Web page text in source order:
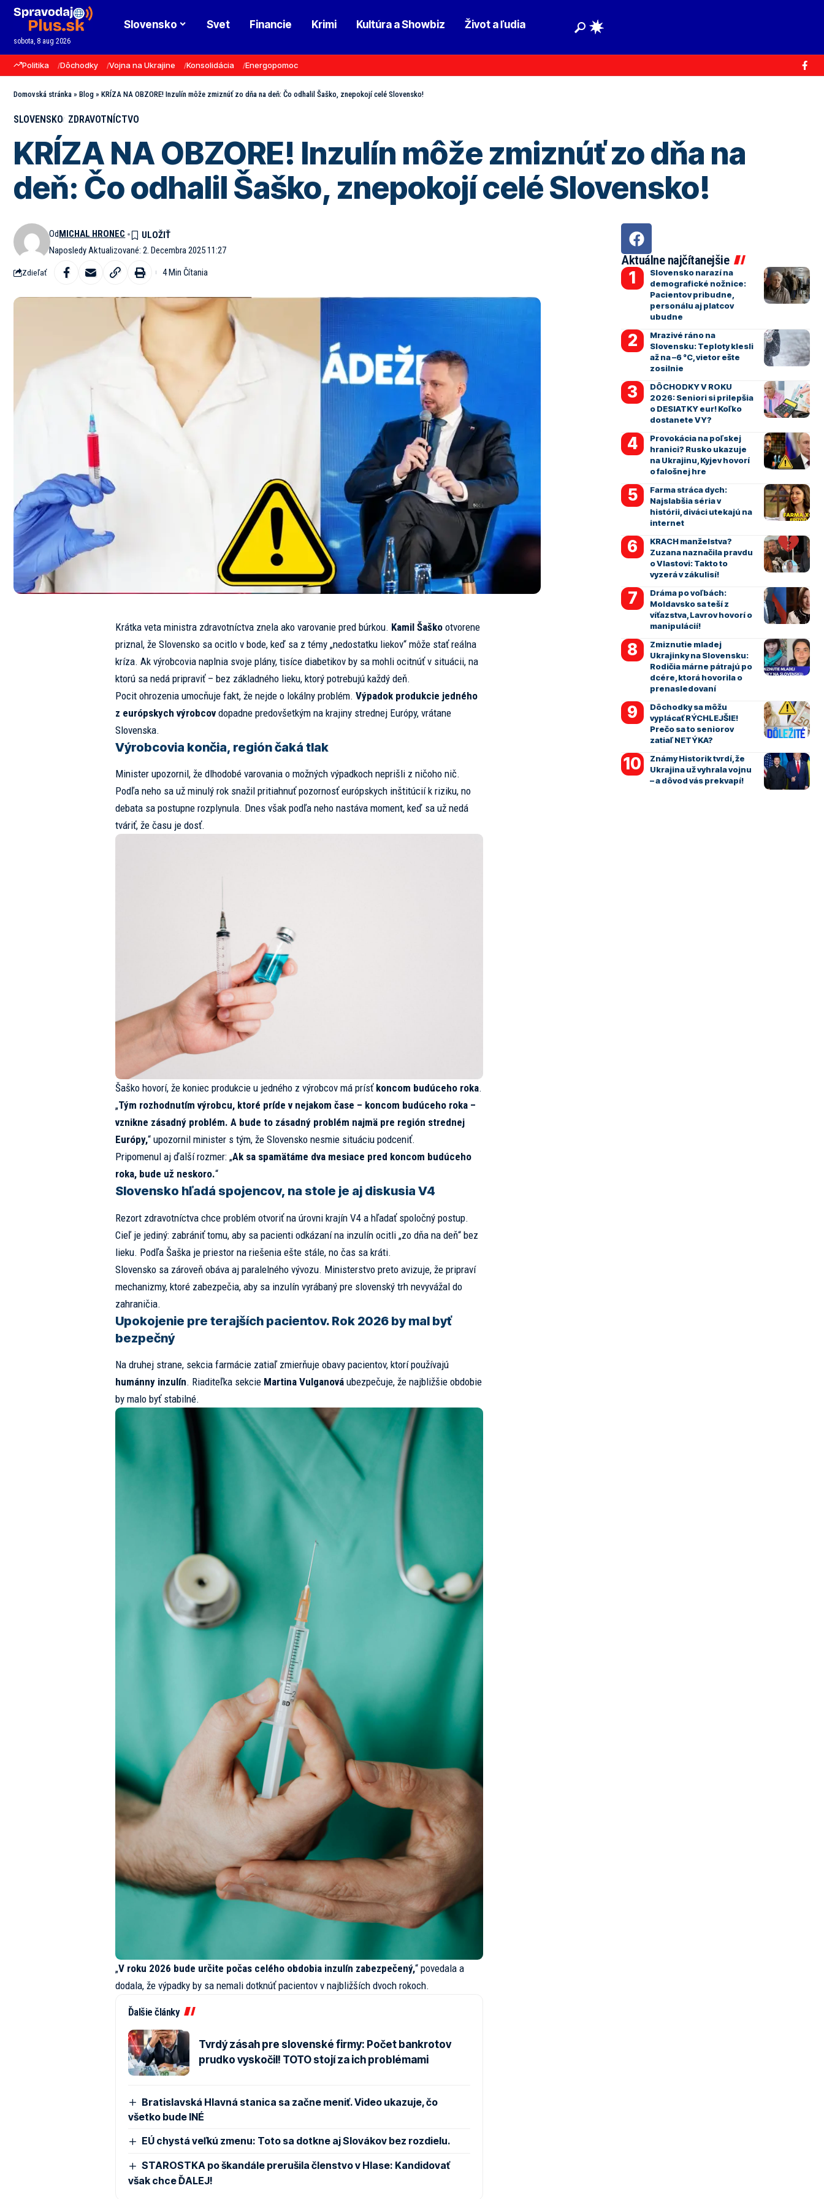
sobota, 8 aug 2026
Slovensko Svet Financie Krimi Kultúra a Showbiz Život a ľudia
Politika Dôchodky Vojna na Ukrajine Konsolidácia Energopomoc
Domovská stránka » Blog » KRÍZA NA OBZORE! Inzulín môže zmiznúť zo dňa na deň: Čo odhalil Šaško, znepokojí celé Slovensko!
SLOVENSKO ZDRAVOTNÍCTVO
KRÍZA NA OBZORE! Inzulín môže zmiznúť zo dňa na
deň: Čo odhalil Šaško, znepokojí celé Slovensko!
Naposledy Aktualizované: 2. Decembra 2025 11:27
OdMICHAL HRONEC
Zdieľať 4 Min Čítania
Krátka veta ministra zdravotníctva znela ako varovanie pred búrkou. Kamil Šaškootvorene
priznal, že Slovensko sa ocitlo v bode, keď sa z témy „nedostatku liekov“ môže stať reálna
kríza. Ak výrobcovia naplnia svoje plány, tisíce diabetikov by sa mohli ocitnúť v situácii, na
ktorú sa nedá pripraviť – bez základného lieku, ktorý potrebujú každý deň.
Pocit ohrozenia umocňuje fakt, že nejde o lokálny problém. Výpadok produkcie jedného
z európskych výrobcovdopadne predovšetkým na krajiny strednej Európy, vrátane
Slovenska.
Výrobcovia končia, región čaká tlak
Minister upozornil, že dlhodobé varovania o možných výpadkoch neprišli z ničoho nič.
Podľa neho sa už minulý rok snažil pritiahnuť pozornosť európskych inštitúcií k riziku, no
debata sa postupne rozplynula. Dnes však podľa neho nastáva moment, keď sa už nedá
tváriť, že času je dosť.
Šaško hovorí, že koniec produkcie u jedného z výrobcov má prísť koncom budúceho roka.
„Tým rozhodnutím výrobcu, ktoré príde v nejakom čase – koncom budúceho roka –
vznikne zásadný problém. A bude to zásadný problém najmä pre región strednej
Európy,“ upozornil minister s tým, že Slovensko nesmie situáciu podceniť.
Pripomenul aj ďalší rozmer: „Ak sa spamätáme dva mesiace pred koncom budúceho
roka, bude už neskoro.“
Slovensko hľadá spojencov, na stole je aj diskusia V4
Rezort zdravotníctva chce problém otvoriť na úrovni krajín V4 a hľadať spoločný postup.
Cieľ je jediný: zabrániť tomu, aby sa pacienti odkázaní na inzulín ocitli „zo dňa na deň“ bez
lieku. Podľa Šaška je priestor na riešenia ešte stále, no čas sa kráti.
Slovensko sa zároveň obáva aj paralelného vývozu. Ministerstvo preto avizuje, že pripraví
mechanizmy, ktoré zabezpečia, aby sa inzulín vyrábaný pre slovenský trh nevyvážal do
zahraničia.
Upokojenie pre terajších pacientov. Rok 2026 by mal byť
bezpečný
Na druhej strane, sekcia farmácie zatiaľ zmierňuje obavy pacientov, ktorí používajú
humánny inzulín. Riaditeľka sekcie Martina Vulganováubezpečuje, že najbližšie obdobie
by malo byť stabilné.
„V roku 2026 bude určite počas celého obdobia inzulín zabezpečený,“ povedala a
dodala, že výpadky by sa nemali dotknúť pacientov v najbližších dvoch rokoch.
Ďalšie články
Tvrdý zásah pre slovenské firmy: Počet bankrotov
prudko vyskočil! TOTO stojí za ich problémami
Bratislavská Hlavná stanica sa začne meniť. Video ukazuje, čo
všetko bude INÉ
EÚ chystá veľkú zmenu: Toto sa dotkne aj Slovákov bez rozdielu.
STAROSTKA po škandále prerušila členstvo v Hlase: Kandidovať
však chce ĎALEJ!
Aktuálne najčítanejšie
Slovensko narazí na
demografické nožnice:
Pacientov pribudne,
personálu aj platcov
ubudne
Mrazivé ráno na
Slovensku: Teploty klesli
až na –6 °C, vietor ešte
zosilnie
DÔCHODKY V ROKU
2026: Seniori si prilepšia
o DESIATKY eur! Koľko
dostanete VY?
Provokácia na poľskej
hranici? Rusko ukazuje
na Ukrajinu, Kyjev hovorí
o falošnej hre
Farma stráca dych:
Najslabšia séria v
histórii, diváci utekajú na
internet
KRACH manželstva?
Zuzana naznačila pravdu
o Vlastovi: Takto to
vyzerá v zákulisí!
Dráma po voľbách:
Moldavsko sa teší z
víťazstva, Lavrov hovorí o
manipulácií!
Zmiznutie mladej
Ukrajinky na Slovensku:
Rodičia márne pátrajú po
dcére, ktorá hovorila o
prenasledovaní
Dôchodky sa môžu
vyplácať RÝCHLEJŠIE!
Prečo sa to seniorov
zatiaľ NETÝKA?
Známy Historik tvrdí, že
Ukrajina už vyhrala vojnu
– a dôvod vás prekvapí!